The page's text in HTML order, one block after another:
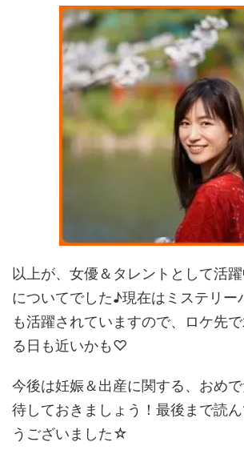
以上が、女優＆タレントとして活
についてでした♪現在はミステリー
も活躍されていますので、ロケ先
る日も近いかも♡
今後は妊娠＆出産に関する、おめ
待しておきましょう！最後まで読
うございました☆